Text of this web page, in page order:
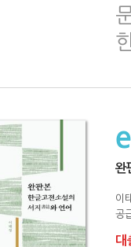
완
이
공
대